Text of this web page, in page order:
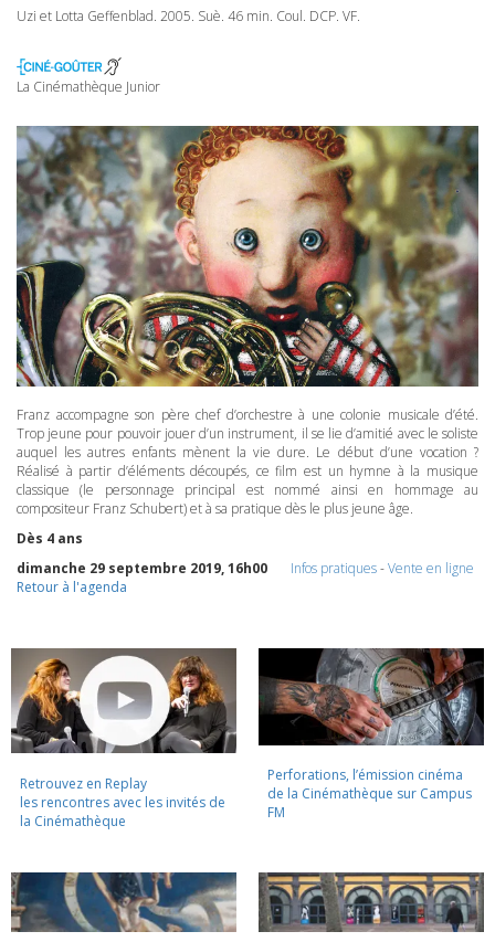
Uzi et Lotta Geffenblad. 2005. Suè. 46 min. Coul. DCP. VF.
La Cinémathèque Junior
Franz accompagne son père chef d’orchestre à une colonie musicale d’été.
Trop jeune pour pouvoir jouer d’un instrument, il se lie d’amitié avec le soliste
auquel les autres enfants mènent la vie dure. Le début d’une vocation ?
Réalisé à partir d’éléments découpés, ce film est un hymne à la musique
classique (le personnage principal est nommé ainsi en hommage au
compositeur Franz Schubert) et à sa pratique dès le plus jeune âge.
Dès 4 ans
dimanche 29 septembre 2019, 16h00
Infos pratiques-Vente en ligne
Retour à l'agenda
Retrouvez en Replay
les rencontres avec les invités de
la Cinémathèque
Perforations, l’émission cinéma
de la Cinémathèque sur Campus
FM